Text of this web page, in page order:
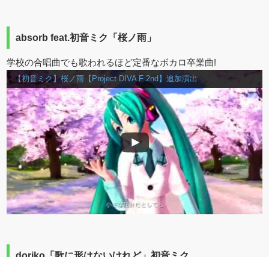
absorb feat.初音ミク「桜ノ雨」
学校の合唱曲でも歌われるほど定番なボカロ卒業曲!
【初音ミク】桜ノ雨【Project DIVA F 2nd】追加演出